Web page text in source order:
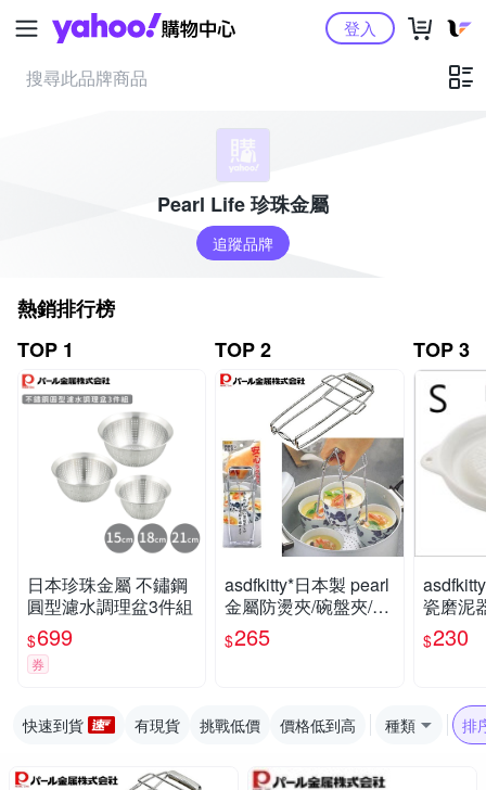
Yahoo購物中心登入
Pearl Life 珍珠金屬
追蹤品牌
熱銷排行榜
TOP 1
日本珍珠金屬 不鏽鋼
圓型濾水調理盆3件組
$699
券
TOP 2
asdfkitty*日本製 pearl
金屬防燙夾/碗盤夾/電
鍋夾/茶碗蒸夾
$265
TOP 3
瓷磨泥
芥末.
巧克力.
$230
快速到貨 有現貨 挑戰低價 價格低到高 種類 排